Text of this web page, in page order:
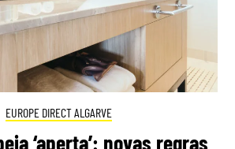
EUROPE DIRECT ALGARVE
‘aperta’: novas regras